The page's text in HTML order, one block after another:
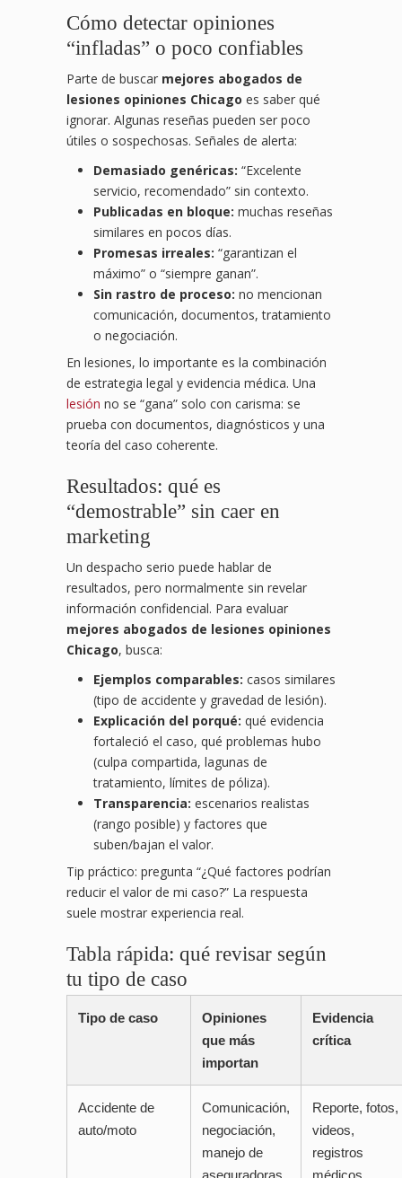
Cómo detectar opiniones
“infladas” o poco confiables
Parte de buscar mejores abogados de
lesiones opiniones Chicago es saber qué
ignorar. Algunas reseñas pueden ser poco
útiles o sospechosas. Señales de alerta:
Demasiado genéricas: “Excelente
servicio, recomendado” sin contexto.
Publicadas en bloque: muchas reseñas
similares en pocos días.
Promesas irreales: “garantizan el
máximo” o “siempre ganan”.
Sin rastro de proceso: no mencionan
comunicación, documentos, tratamiento
o negociación.
En lesiones, lo importante es la combinación
de estrategia legal y evidencia médica. Una
lesión no se “gana” solo con carisma: se
prueba con documentos, diagnósticos y una
teoría del caso coherente.
Resultados: qué es
“demostrable” sin caer en
marketing
Un despacho serio puede hablar de
resultados, pero normalmente sin revelar
información confidencial. Para evaluar
mejores abogados de lesiones opiniones
Chicago, busca:
Ejemplos comparables: casos similares
(tipo de accidente y gravedad de lesión).
Explicación del porqué: qué evidencia
fortaleció el caso, qué problemas hubo
(culpa compartida, lagunas de
tratamiento, límites de póliza).
Transparencia: escenarios realistas
(rango posible) y factores que
suben/bajan el valor.
Tip práctico: pregunta “¿Qué factores podrían
reducir el valor de mi caso?” La respuesta
suele mostrar experiencia real.
Tabla rápida: qué revisar según
tu tipo de caso
Tipo de caso
Opiniones
que más
importan
Evidencia
crítica
Accidente de
auto/moto
Comunicación,
negociación,
manejo de
aseguradoras
Reporte, fotos,
videos,
registros
médicos,